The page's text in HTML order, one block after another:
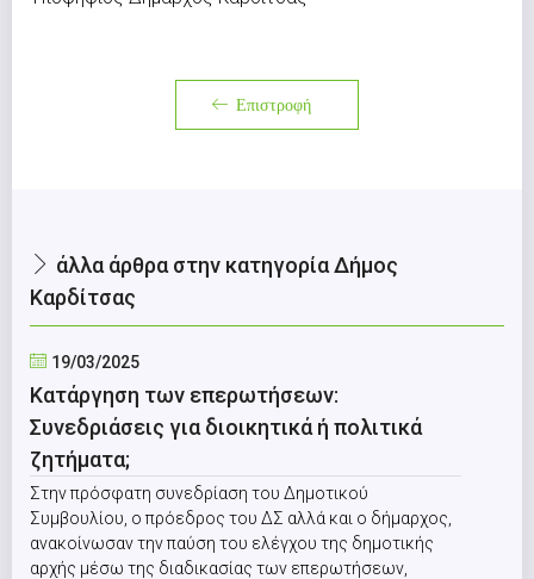
Επιστροφή
άλλα άρθρα στην κατηγορία Δήμος
Καρδίτσας
19/03/2025
Κατάργηση των επερωτήσεων:
Συνεδριάσεις για διοικητικά ή πολιτικά
ζητήματα;
Στην πρόσφατη συνεδρίαση του Δημοτικού
Συμβουλίου, ο πρόεδρος του ΔΣ αλλά και ο δήμαρχος,
ανακοίνωσαν την παύση του ελέγχου της δημοτικής
αρχής μέσω της διαδικασίας των επερωτήσεων,